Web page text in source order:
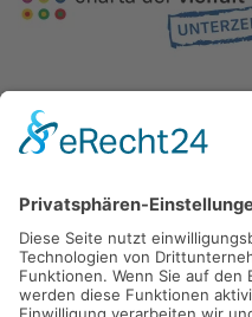
Gefördert durch die